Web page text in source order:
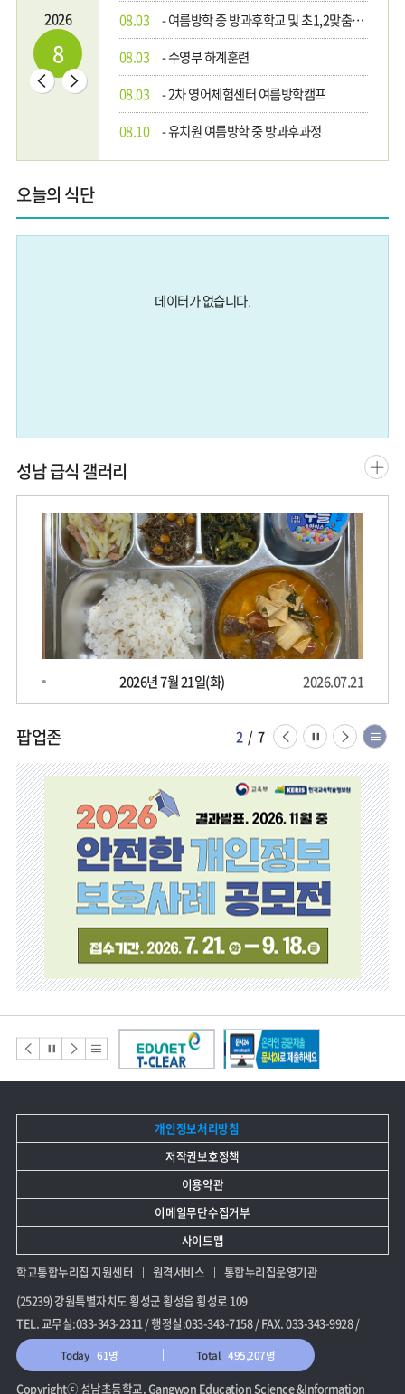
2026
8
이
다
08.03
- 여름방학 중 방과후학교 및 초1,2맞춤형프로그램
08.03
- 수영부 하계훈련
08.03
- 2차 영어체험센터 여름방학캠프
08.10
- 유치원 여름방학 중 방과후과정
08.10
- 여름방학 중 초1,2맞춤형프로그램
08.17
대체공휴일
오늘의 식단
데이터가 없습니다.
성남 급식 갤러리
2026년 7월 21일(화) 2026.07.21
성
남
보
기
팝업존 2 / 7
이
전
페
이
지
일
시
정
지
다
음
페
이
지
리
스
트
보
기
배
너
모
음
전 지 음
배
스
트
개인정보처리방침
저작권보호정책
이용약관
이메일무단수집거부
사이트맵
학교통합누리집 지원센터
원격서비스
통합누리집운영기관
(25239) 강원특별자치도 횡성군 횡성읍 횡성로 109
TEL. 교무실:033-343-2311 / 행정실:033-343-7158 / FAX. 033-343-9928 /
Today 61명 Total 495,207명
Copyrightⓒ 성남초등학교. Gangwon Education Science &Information